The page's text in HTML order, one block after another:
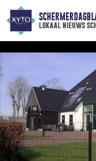
lokaal nieuws